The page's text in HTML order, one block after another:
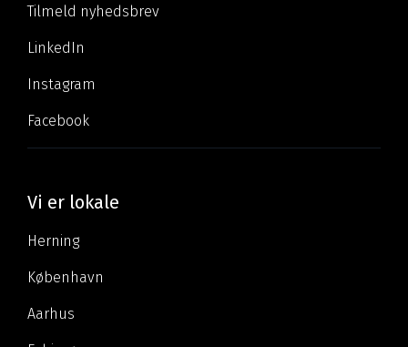
Tilmeld nyhedsbrev
LinkedIn
Instagram
Facebook
Vi er lokale
Herning
København
Aarhus